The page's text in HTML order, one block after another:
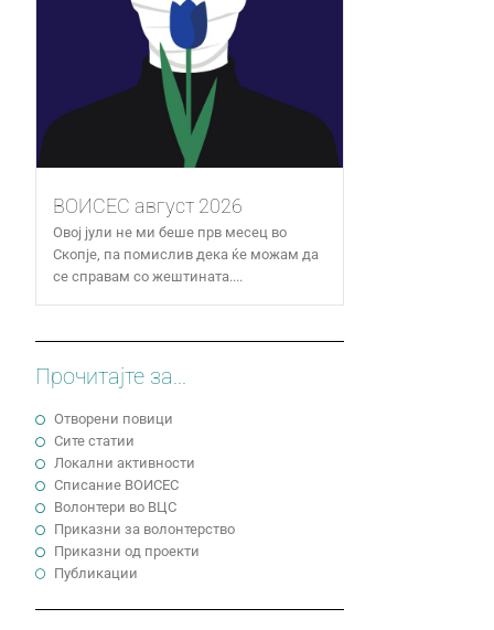
ВОИСЕС август 2026
Овој јули не ми беше прв месец во
Скопје, па помислив дека ќе можам да
се справам со жештината....
Прочитајте за...
Отворени повици
Сите статии
Локални активности
Cписание ВОИСЕС
Волонтери во ВЦС
Приказни за волонтерство
Приказни од проекти
Публикации